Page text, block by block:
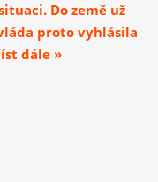
Do země už
proto vyhlásila
dále »